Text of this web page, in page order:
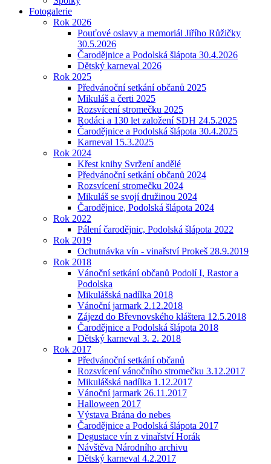
Fotogalerie
Rok 2026
Pouťové oslavy a memoriál Jiřího Růžičky
30.5.2026
Čarodějnice a Podolská šlápota 30.4.2026
Dětský karneval 2026
Rok 2025
Předvánoční setkání občanů 2025
Mikuláš a čerti 2025
Rozsvícení stromečku 2025
Rodáci a 130 let založení SDH 24.5.2025
Čarodějnice a Podolská šlápota 30.4.2025
Karneval 15.3.2025
Rok 2024
Křest knihy Svržení andělé
Předvánoční setkání občanů 2024
Rozsvícení stromečku 2024
Mikuláš se svojí družinou 2024
Čarodějnice, Podolská šlápota 2024
Rok 2022
Pálení čarodějnic, Podolská šlápota 2022
Rok 2019
Ochutnávka vín - vinařství Prokeš 28.9.2019
Rok 2018
Vánoční setkání občanů Podolí I, Rastor a
Podolska
Mikulášská nadílka 2018
Vánoční jarmark 2.12.2018
Zájezd do Břevnovského kláštera 12.5.2018
Čarodějnice a Podolská šlápota 2018
Dětský karneval 3. 2. 2018
Rok 2017
Předvánoční setkání občanů
Rozsvícení vánočního stromečku 3.12.2017
Mikulášská nadílka 1.12.2017
Vánoční jarmark 26.11.2017
Halloween 2017
Výstava Brána do nebes
Čarodějnice a Podolská šlápota 2017
Degustace vín z vinařství Horák
Návštěva Národního archivu
Dětský karneval 4.2.2017